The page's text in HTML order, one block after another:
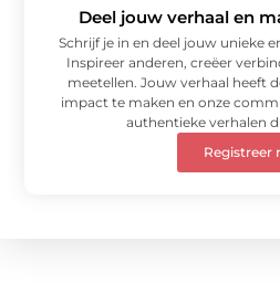
Deel jouw verhaal en
Schrijf je in en deel jouw unieke
Inspireer anderen, creëer
meetellen. Jouw verhaal heeft
impact te maken en onze
authentieke verhalen
Registreer